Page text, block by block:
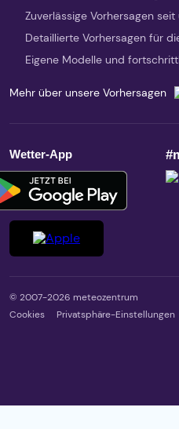
Zuverlässige Vorhersagen
Detaillierte Vorhersagen für
Eigene Modelle und
Mehr über unsere Vorhersagen
Wetter-App
© 2007-2026 meteozentrum
Cookies
Privatsphäre-Einstellungen